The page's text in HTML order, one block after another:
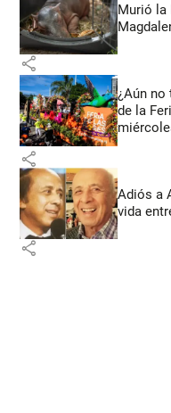
Murió la
share
¿Aún no
de la
share
Adiós a
vida
share